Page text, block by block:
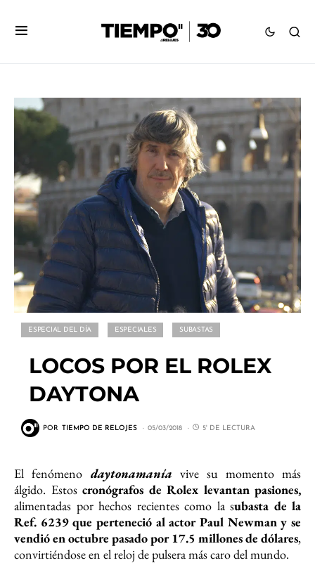
ESPECIAL DEL DÍA ESPECIALES SUBASTAS
LOCOS POR EL ROLEX
DAYTONA
POR TIEMPO DE RELOJES 05/03/2018 5' DE LECTURA
El fenómeno daytonamanía vive su momento más
álgido. Estos cronógrafos de Rolex levantan pasiones,
alimentadas por hechos recientes como la subasta de la
Ref. 6239 que perteneció al actor Paul Newman y se
vendió en octubre pasado por 17.5 millones de dólares,
convirtiéndose en el reloj de pulsera más caro del mundo.